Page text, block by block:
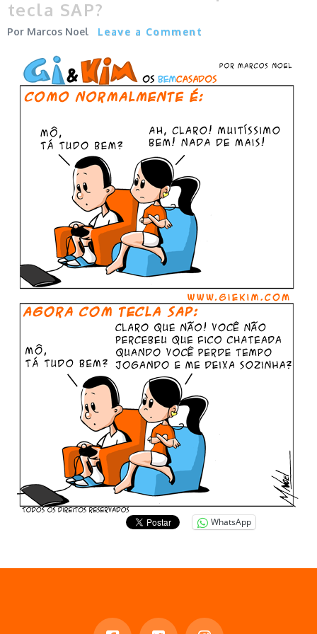
tecla SAP?
Marcos Noel Leave a Comment
WhatsApp